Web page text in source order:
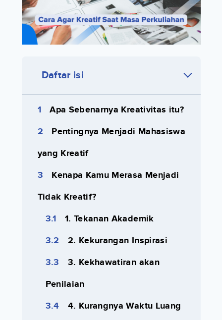
Daftar isi
Apa Sebenarnya Kreativitas itu?
Pentingnya Menjadi Mahasiswa
yang Kreatif
Kenapa Kamu Merasa Menjadi
Tidak Kreatif?
1. Tekanan Akademik
2. Kekurangan Inspirasi
3. Kekhawatiran akan
Penilaian
4. Kurangnya Waktu Luang